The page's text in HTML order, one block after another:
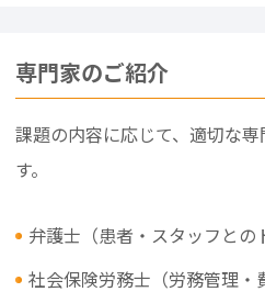
専門家のご紹介
課題の内容に応じて、適切な
す。
弁護士（患者・スタッフとの
社会保険労務士（労務管理・